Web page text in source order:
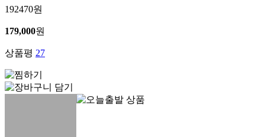
192470원
179,000원
상품평 27